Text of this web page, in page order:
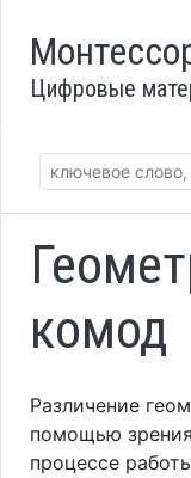
Цифровые
комод
Различение
помощью
процессе